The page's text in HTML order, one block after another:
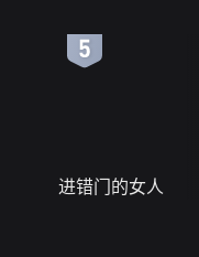
进错门的女人